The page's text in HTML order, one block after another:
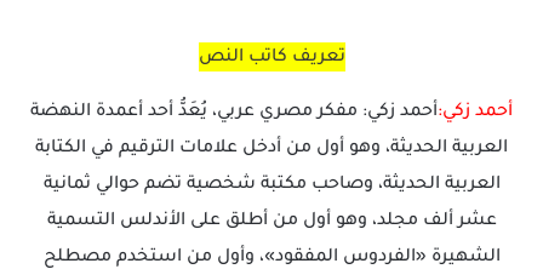
تعريف كاتب النص
أحمد زكي:أحمد زكي: مفكر مصري عربي، يُعَدُّ أحد أعمدة النهضة
العربية الحديثة، وهو أول من أدخل علامات الترقيم في الكتابة
العربية الحديثة، وصاحب مكتبة شخصية تضم حوالي ثمانية
عشر ألف مجلد، وهو أول من أطلق على الأندلس التسمية
الشهيرة «الفردوس المفقود»، وأول من استخدم مصطلح